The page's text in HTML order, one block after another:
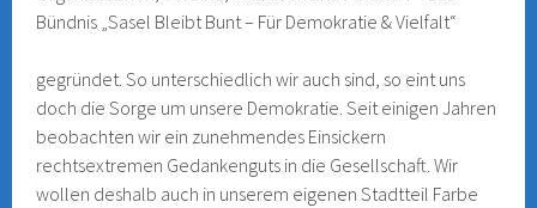
Bündnis „Sasel Bleibt Bunt – Für Demokratie & Vielfalt“
gegründet. So unterschiedlich wir auch sind, so eint uns
doch die Sorge um unsere Demokratie. Seit einigen Jahren
beobachten wir ein zunehmendes Einsickern
rechtsextremen Gedankenguts in die Gesellschaft. Wir
wollen deshalb auch in unserem eigenen Stadtteil Farbe